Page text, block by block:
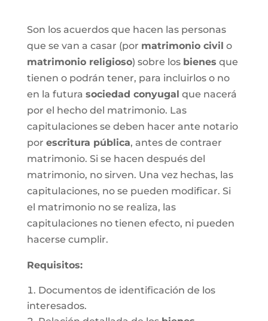
Son los acuerdos que hacen las personas
que se van a casar (por matrimonio civil o
matrimonio religioso) sobre los bienes que
tienen o podrán tener, para incluirlos o no
en la futura sociedad conyugal que nacerá
por el hecho del matrimonio. Las
capitulaciones se deben hacer ante notario
por escritura pública, antes de contraer
matrimonio. Si se hacen después del
matrimonio, no sirven. Una vez hechas, las
capitulaciones, no se pueden modificar. Si
el matrimonio no se realiza, las
capitulaciones no tienen efecto, ni pueden
hacerse cumplir.
Requisitos:
Documentos de identificación de los
interesados.